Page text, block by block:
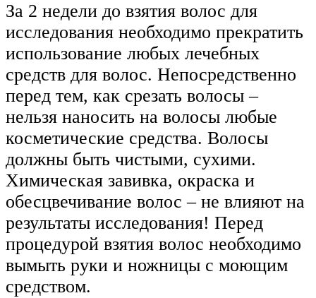
За 2 недели до взятия волос для
исследования необходимо прекратить
использование любых лечебных
средств для волос. Непосредственно
перед тем, как срезать волосы –
нельзя наносить на волосы любые
косметические средства. Волосы
должны быть чистыми, сухими.
Химическая завивка, окраска и
обесцвечивание волос – не влияют на
результаты исследования! Перед
процедурой взятия волос необходимо
вымыть руки и ножницы с моющим
средством.